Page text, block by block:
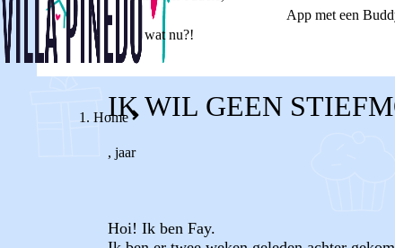
wat nu?!
App met een
Home
IK WIL GEEN
, jaar
Hoi! Ik ben Fay.